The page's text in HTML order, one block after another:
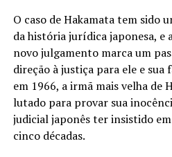
O caso de Hakamata tem sido
da história jurídica japonesa, e
novo julgamento marca um
direção à justiça para ele e sua
em 1966, a irmã mais velha de
lutado para provar sua
judicial japonês ter insistido
cinco décadas.